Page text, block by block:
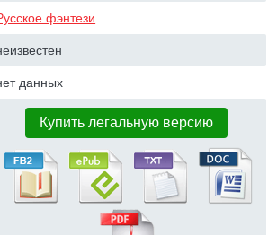
фэнтези
данных
Купить легальную версию